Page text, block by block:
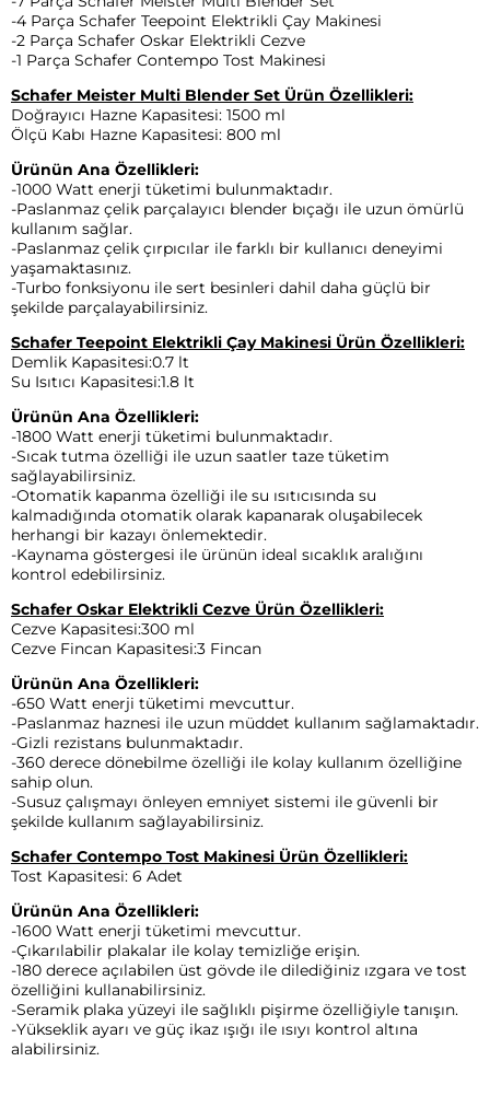
-4 Parça Schafer Teepoint Elektrikli Çay Makinesi
-2 Parça Schafer Oskar Elektrikli Cezve
-1 Parça Schafer Contempo Tost Makinesi
Schafer Meister Multi Blender Set Ürün Özellikleri:
Doğrayıcı Hazne Kapasitesi: 1500 ml
Ölçü Kabı Hazne Kapasitesi: 800 ml
Ürünün Ana Özellikleri:
-1000 Watt enerji tüketimi bulunmaktadır.
-Paslanmaz çelik parçalayıcı blender bıçağı ile uzun ömürlü
kullanım sağlar.
-Paslanmaz çelik çırpıcılar ile farklı bir kullanıcı deneyimi
yaşamaktasınız.
-Turbo fonksiyonu ile sert besinleri dahil daha güçlü bir
şekilde parçalayabilirsiniz.
Schafer Teepoint Elektrikli Çay Makinesi Ürün Özellikleri:
Demlik Kapasitesi:0.7 lt
Su Isıtıcı Kapasitesi:1.8 lt
Ürünün Ana Özellikleri:
-1800 Watt enerji tüketimi bulunmaktadır.
-Sıcak tutma özelliği ile uzun saatler taze tüketim
sağlayabilirsiniz.
-Otomatik kapanma özelliği ile su ısıtıcısında su
kalmadığında otomatik olarak kapanarak oluşabilecek
herhangi bir kazayı önlemektedir.
-Kaynama göstergesi ile ürünün ideal sıcaklık aralığını
kontrol edebilirsiniz.
Schafer Oskar Elektrikli Cezve Ürün Özellikleri:
Cezve Kapasitesi:300 ml
Cezve Fincan Kapasitesi:3 Fincan
Ürünün Ana Özellikleri:
-650 Watt enerji tüketimi mevcuttur.
-Paslanmaz haznesi ile uzun müddet kullanım sağlamaktadır.
-Gizli rezistans bulunmaktadır.
-360 derece dönebilme özelliği ile kolay kullanım özelliğine
sahip olun.
-Susuz çalışmayı önleyen emniyet sistemi ile güvenli bir
şekilde kullanım sağlayabilirsiniz.
Schafer Contempo Tost Makinesi Ürün Özellikleri:
Tost Kapasitesi: 6 Adet
Ürünün Ana Özellikleri:
-1600 Watt enerji tüketimi mevcuttur.
-Çıkarılabilir plakalar ile kolay temizliğe erişin.
-180 derece açılabilen üst gövde ile dilediğiniz ızgara ve tost
özelliğini kullanabilirsiniz.
-Seramik plaka yüzeyi ile sağlıklı pişirme özelliğiyle tanışın.
-Yükseklik ayarı ve güç ikaz ışığı ile ısıyı kontrol altına
alabilirsiniz.